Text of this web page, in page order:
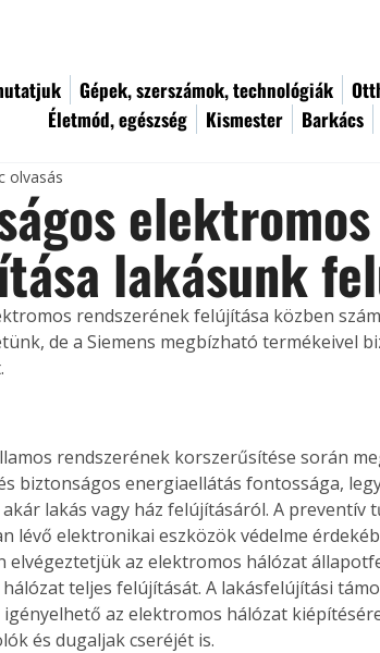
Gépek, szerszámok, technológiák
Életmód, egészség
Kismester Barkács
lakásunk
olvasás
rendszerének felújítása közben
de a Siemens megbízható termékeivel
rendszerének korszerűsítése során
biztonságos energiaellátás fontossága,
lakás vagy ház felújításáról. A preventív
lévő elektronikai eszközök védelme
elvégeztetjük az elektromos hálózat
hálózat teljes felújítását. A lakásfelújítási
az elektromos hálózat
és dugaljak cseréjét is.